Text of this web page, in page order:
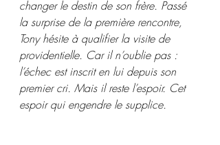
changer le destin de son frère. Passé
la surprise de la première rencontre,
Tony hésite à qualifier la visite de
providentielle. Car il n’oublie pas :
l’échec est inscrit en lui depuis son
premier cri. Mais il reste l’espoir. Cet
espoir qui engendre le supplice.